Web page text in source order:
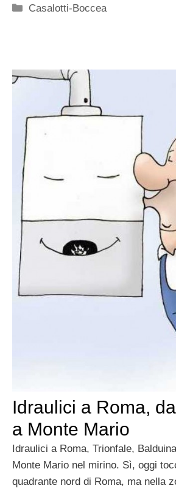
Categorie
Casalotti-Boccea
Idraulici a Roma,
a Monte Mario
Idraulici a Roma, Trionfale,
Monte Mario nel mirino. Sì, oggi
quadrante nord di Roma, ma nella